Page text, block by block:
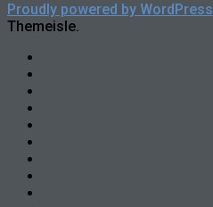
Proudly powered by WordPress
Themeisle.